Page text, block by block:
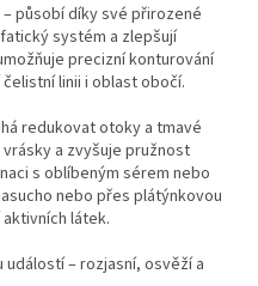
působí díky své přirozené
systém a zlepšují
precizní konturování
linii i oblast obočí.
redukovat otoky a tmavé
a zvyšuje pružnost
s oblíbeným sérem nebo
nebo přes plátýnkovou
látek.
– rozjasní, osvěží a